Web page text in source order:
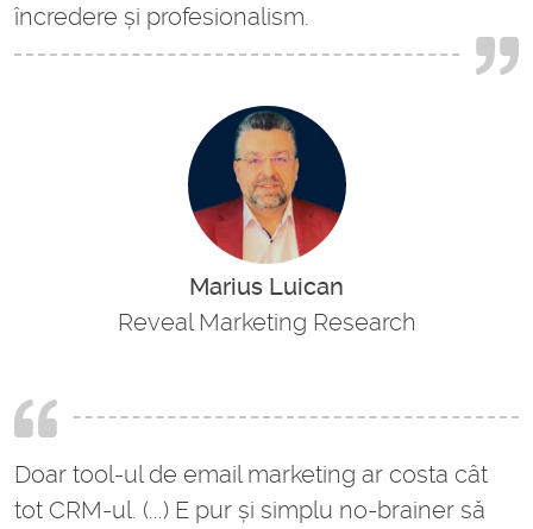
încredere și profesionalism.
Marius Luican
Reveal Marketing Research
Doar tool-ul de email marketing ar costa cât
tot CRM-ul. (...) E pur și simplu no-brainer să